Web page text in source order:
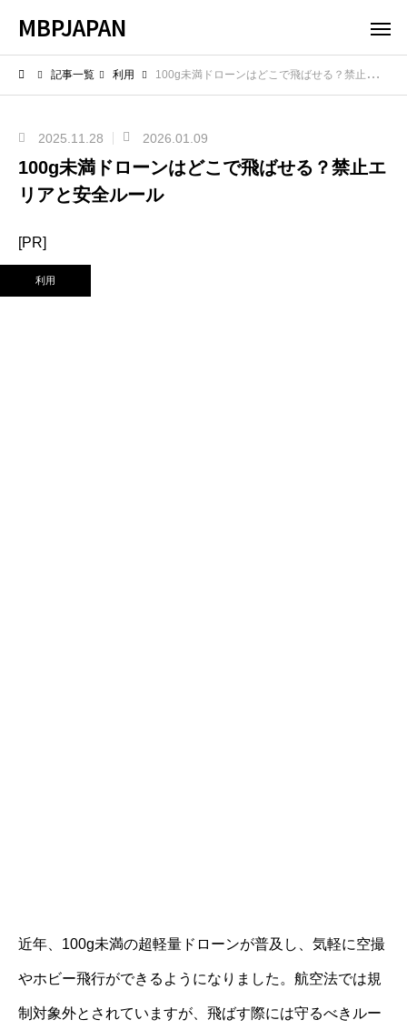
MBPJAPAN
記事一覧 利用 100g未満ドローンはどこで飛ばせる？禁止エリアと安全ルール
2025.11.28 2026.01.09
100g未満ドローンはどこで飛ばせる？禁止エ
リアと安全ルール
[PR]
利用
近年、100g未満の超軽量ドローンが普及し、気軽に空撮
やホビー飛行ができるようになりました。航空法では規
制対象外とされていますが、飛ばす際には守るべきルー